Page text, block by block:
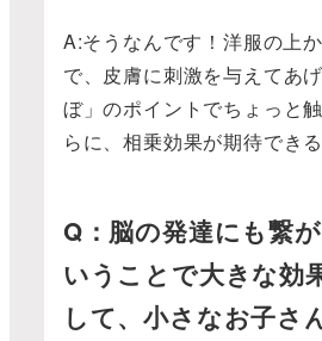
A:そうなんです！洋服の上
で、皮膚に刺激を与えてあ
ぼ」のポイントでちょっと
らに、相乗効果が期待でき
Q：脳の発達にも繋
いうことで大きな効
して、小さなお子さ